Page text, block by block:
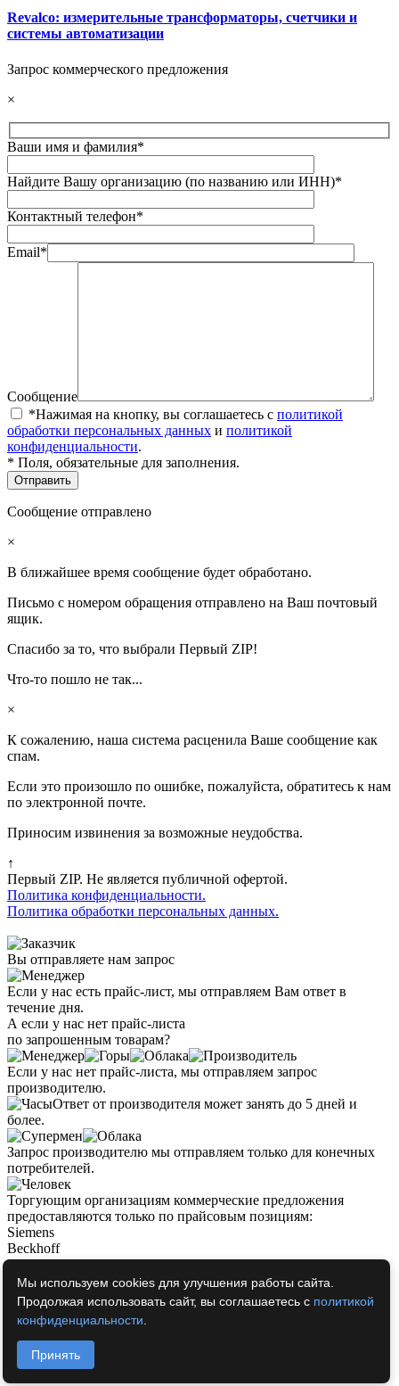
Revalco: измерительные трансформаторы, счетчики и
системы автоматизации
Запрос коммерческого предложения
×
Ваши имя и фамилия*
Найдите Вашу организацию (по названию или ИНН)*
Контактный телефон*
Email*
Сообщение
*Нажимая на кнопку, вы соглашаетесь с политикой
обработки персональных данных и политикой
конфиденциальности.
* Поля, обязательные для заполнения.
Сообщение отправлено
×
В ближайшее время сообщение будет обработано.
Письмо с номером обращения отправлено на Ваш почтовый
ящик.
Спасибо за то, что выбрали Первый ZIP!
Что-то пошло не так...
×
К сожалению, наша система расценила Ваше сообщение как
спам.
Если это произошло по ошибке, пожалуйста, обратитесь к нам
по электронной почте.
Приносим извинения за возможные неудобства.
↑
Первый ZIP. Не является публичной офертой.
Политика конфиденциальности.
Политика обработки персональных данных.
Вы отправляете нам запрос
Если у нас есть прайс-лист, мы отправляем Вам ответ в
течение дня.
А если у нас нет прайс-листа
по запрошенным товарам?
Если у нас нет прайс-листа, мы отправляем запрос
производителю.
Ответ от производителя может занять до 5 дней и
более.
Запрос производителю мы отправляем только для конечных
потребителей.
Торгующим организациям коммерческие предложения
предоставляются только по прайсовым позициям:
Siemens
Beckhoff
Pepperl+Fuchs
Phoenix Contact
PILZ
Turck
Leuze Electronic
Endress+Hauser
Murr Elektronik
Мы используем cookies для улучшения работы сайта.
Продолжая использовать сайт, вы соглашаетесь с политикой
конфиденциальности
Принять